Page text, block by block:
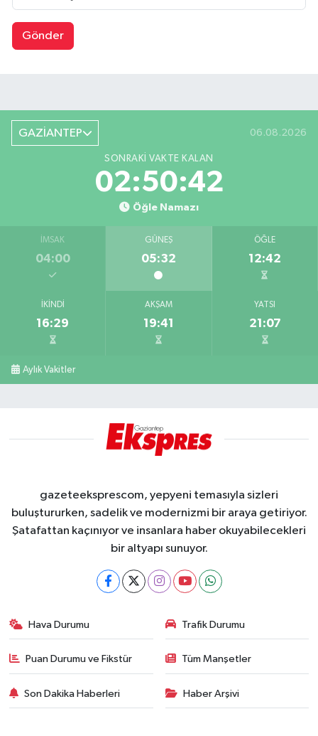
Gönder
GAZİANTEP 06.08.2026
SONRAKI VAKTE KALAN
02:50:41
Öğle Namazı
İMSAK
04:00
GÜNEŞ
05:32
ÖĞLE
12:42
İKINDI
16:29
AKŞAM
19:41
YATSI
21:07
Aylık Vakitler
gazeteeksprescom, yepyeni temasıyla sizleri
buluştururken, sadelik ve modernizmi bir araya getiriyor.
Şatafattan kaçınıyor ve insanlara haber okuyabilecekleri
bir altyapı sunuyor.
Hava Durumu Trafik Durumu
Puan Durumu ve Fikstür Tüm Manşetler
Son Dakika Haberleri Haber Arşivi